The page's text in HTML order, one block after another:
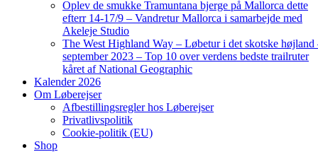
Oplev de smukke Tramuntana bjerge på Mallorca dette
efterr 14-17/9 – Vandretur Mallorca i samarbejde med
Akeleje Studio
The West Highland Way – Løbetur i det skotske højland
september 2023 – Top 10 over verdens bedste trailruter
kåret af National Geographic
Kalender 2026
Om Løberejser
Afbestillingsregler hos Løberejser
Privatlivspolitik
Cookie-politik (EU)
Shop